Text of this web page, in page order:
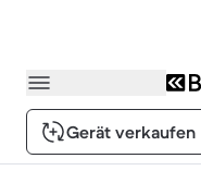
Gerät verkaufen